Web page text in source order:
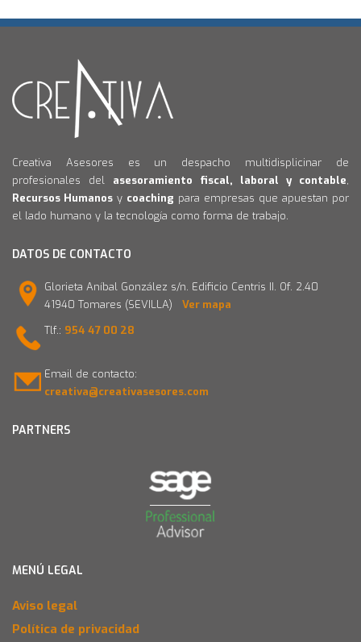
Creativa Asesores es un despacho multidisplicinar de
profesionales del asesoramiento fiscal, laboral y contable,
Recursos Humanos y coaching para empresas que apuestan por
el lado humano y la tecnología como forma de trabajo.
DATOS DE CONTACTO
Glorieta Aníbal González s/n. Edificio Centris II. Of. 2.40
41940 Tomares (SEVILLA) Ver mapa
Tlf.: 954 47 00 28
Email de contacto:
creativa@creativasesores.com
PARTNERS
MENÚ LEGAL
Aviso legal
Política de privacidad